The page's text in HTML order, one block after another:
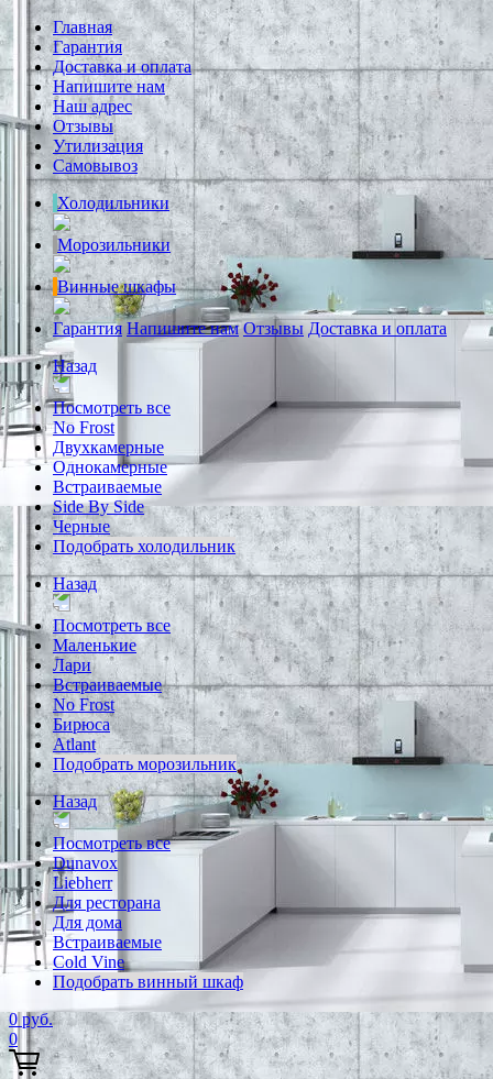
Главная
Гарантия
Доставка и оплата
Напишите нам
Наш адрес
Отзывы
Утилизация
Самовывоз
Холодильники
Морозильники
Винные шкафы
Гарантия Напишите нам Отзывы Доставка и оплата
Назад
Посмотреть все
No Frost
Двухкамерные
Однокамерные
Встраиваемые
Side By Side
Черные
Подобрать холодильник
Назад
Посмотреть все
Маленькие
Лари
Встраиваемые
No Frost
Бирюса
Atlant
Подобрать морозильник
Назад
Посмотреть все
Dunavox
Liebherr
Для ресторана
Для дома
Встраиваемые
Cold Vine
Подобрать винный шкаф
0 руб.
0